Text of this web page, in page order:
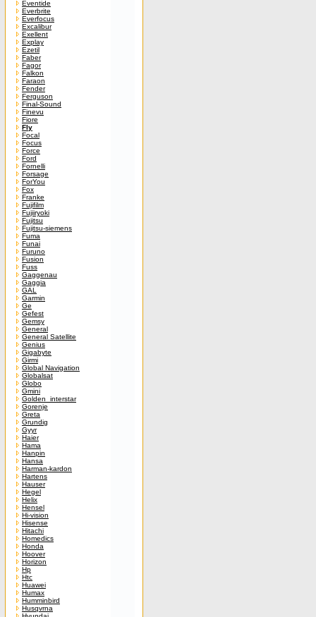
Eventide
Everbrite
Everfocus
Excalibur
Exellent
Explay
Ezetil
Faber
Fagor
Falkon
Faraon
Fender
Ferguson
Final-Sound
Finevu
Fiore
Fly
Focal
Focus
Force
Ford
Fornelli
Forsage
ForYou
Fox
Franke
Fujifilm
Fujiiryoki
Fujitsu
Fujitsu-siemens
Fuma
Funai
Furuno
Fusion
Fuss
Gaggenau
Gaggia
GAL
Garmin
Ge
Gefest
Gemsy
General
General Satellite
Genius
Gigabyte
Girmi
Global Navigation
Globalsat
Globo
Gmini
Golden_interstar
Gorenje
Greta
Grundig
Gyyr
Haier
Hama
Hanpin
Hansa
Harman-kardon
Hartens
Hauser
Hegel
Helix
Hensel
Hi-vision
Hisense
Hitachi
Homedics
Honda
Hoover
Horizon
Hp
Htc
Huawei
Humax
Humminbird
Husqvrna